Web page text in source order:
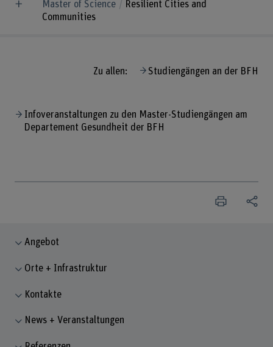
Master of Science
Resilient Cities and
Communities
Zu allen: Studiengängen an der BFH
Infoveranstaltungen zu den Master-Studiengängen am
Departement Gesundheit der BFH
Angebot
Orte + Infrastruktur
Kontakte
News + Veranstaltungen